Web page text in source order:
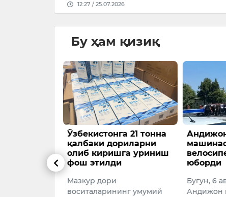
12:27 / 25.07.2026
Бу ҳам қизиқ
Фарғона
Ўзбекистонга 21 тонна
қалбаки дориларни
олиб киришга уриниш
фош этилди
Мазкур дори
воситаларининг умумий
юборди
Бугун, 6
Андижон